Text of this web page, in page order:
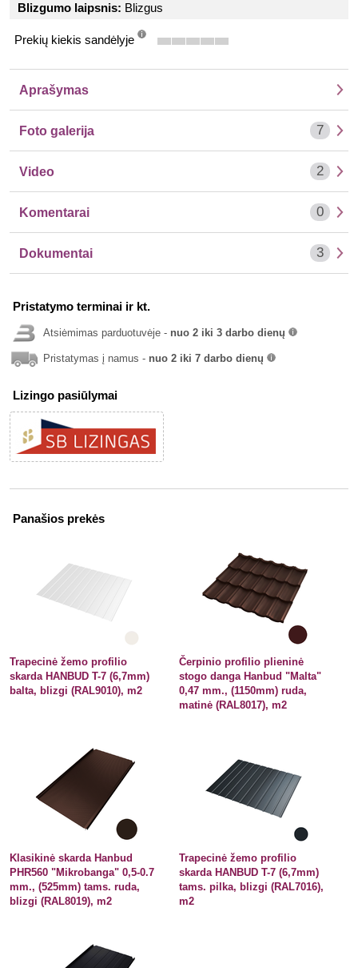
Blizgumo laipsnis: Blizgus
Prekių kiekis sandėlyje
Aprašymas
Foto galerija 7
Video 2
Komentarai 0
Dokumentai 3
Pristatymo terminai ir kt.
Atsiėmimas parduotuvėje - nuo 2 iki 3 darbo dienų
Pristatymas į namus - nuo 2 iki 7 darbo dienų
Lizingo pasiūlymai
Panašios prekės
Trapecinė žemo profilio
skarda HANBUD T-7 (6,7mm)
balta, blizgi (RAL9010), m2
Čerpinio profilio plieninė
stogo danga Hanbud "Malta"
0,47 mm., (1150mm) ruda,
matinė (RAL8017), m2
Klasikinė skarda Hanbud
PHR560 "Mikrobanga" 0,5-0.7
mm., (525mm) tams. ruda,
blizgi (RAL8019), m2
Trapecinė žemo profilio
skarda HANBUD T-7 (6,7mm)
tams. pilka, blizgi (RAL7016),
m2